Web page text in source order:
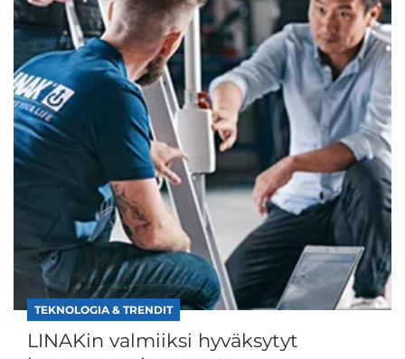
TEKNOLOGIA & TRENDIT
LINAKin valmiiksi hyväksytyt